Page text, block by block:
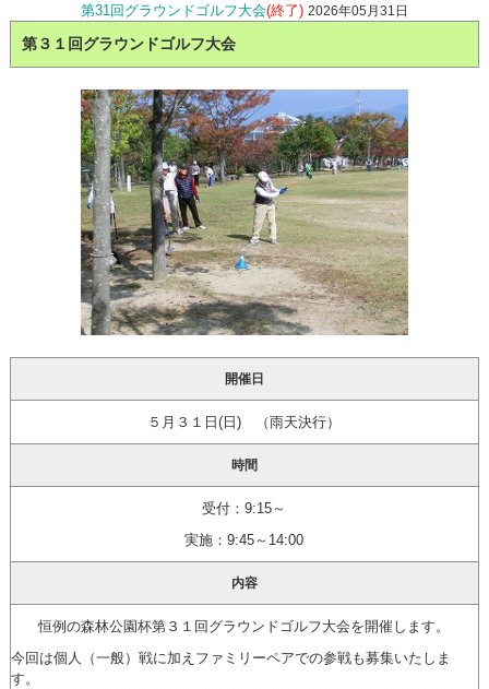
第31回グラウンドゴルフ大会(終了) 2026年05月31日
第３１回グラウンドゴルフ大会
開催日
５月３１日(日) （雨天決行）
時間
受付：9:15～
実施：9:45～14:00
内容
恒例の森林公園杯第３１回グラウンドゴルフ大会を開催します。
今回は個人（一般）戦に加えファミリーペアでの参戦も募集いたしま
す。